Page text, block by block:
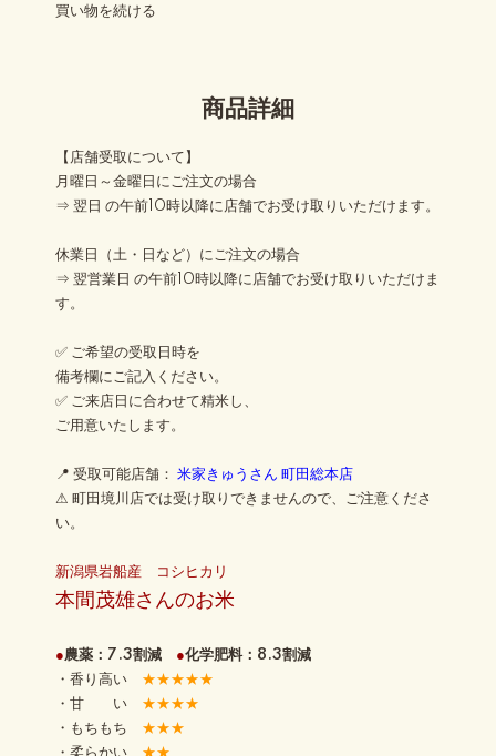
買い物を続ける
商品詳細
【店舗受取について】
月曜日～金曜日にご注文の場合
⇒ 翌日 の午前10時以降に店舗でお受け取りいただけます。
休業日（土・日など）にご注文の場合
⇒ 翌営業日 の午前10時以降に店舗でお受け取りいただけま
す。
✅ ご希望の受取日時を
備考欄にご記入ください。
✅ ご来店日に合わせて精米し、
ご用意いたします。
📍 受取可能店舗： 米家きゅうさん 町田総本店
⚠ 町田境川店では受け取りできませんので、ご注意くださ
い。
新潟県岩船産 コシヒカリ
本間茂雄さんのお米
●農薬：7.3割減 ●化学肥料：8.3割減
・香り高い ★★★★★
・甘 い ★★★★
・もちもち ★★★
・柔らかい ★★